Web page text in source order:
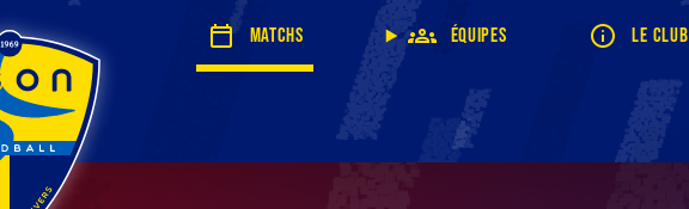
Matchs Équipes Le club